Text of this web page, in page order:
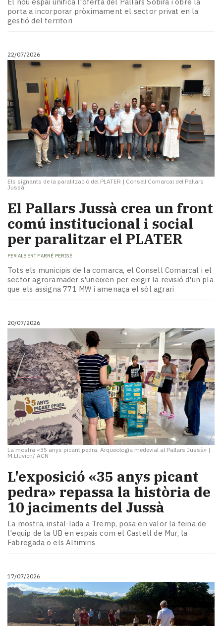
porta a incorporar pròximament el sector privat en la
gestió del territori
22/07/2026
Els signants de la paralització del PLATER | Consell Comarcal del Pallars
Jussà
El Pallars Jussà crea un front
comú institucional i social
per paralitzar el PLATER
PER ALBERT FARRÉ PERISÉ
Tots els municipis de la comarca, el Consell Comarcal i el
sector agroramader s'uneixen per exigir la revisió d'un pla
que els assigna 771 MW i amenaça el sòl agrari
20/07/2026
La mostra «35 anys picant pedra. Arqueologia medevial al Pallars Jussà» |
M.Lluvich/ ACN
L'exposició «35 anys picant
pedra» repassa la història de
10 jaciments del Jussà
La mostra, instal·lada a Tremp, posa en valor la feina de
l'equip de la UB en espais com el Castell de Mur, la
Fabregada o els Altimiris
17/07/2026